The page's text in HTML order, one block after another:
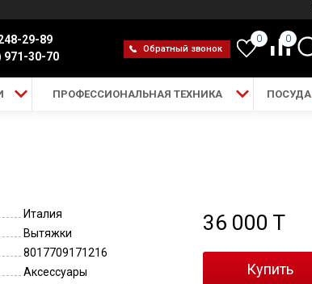
29-89
971-30-70
Обратный звонок
0
0
ПРОФЕССИОНАЛЬНАЯ ТЕХНИКА ПОСУДА
Италия
Вытяжки
8017709171216
Аксессуары
36 000 T